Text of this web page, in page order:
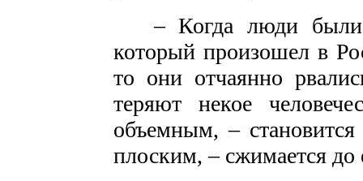
– Когда люди были
который произошел в
то они отчаянно
теряют некое
объемным, –
плоским, – сжимается до